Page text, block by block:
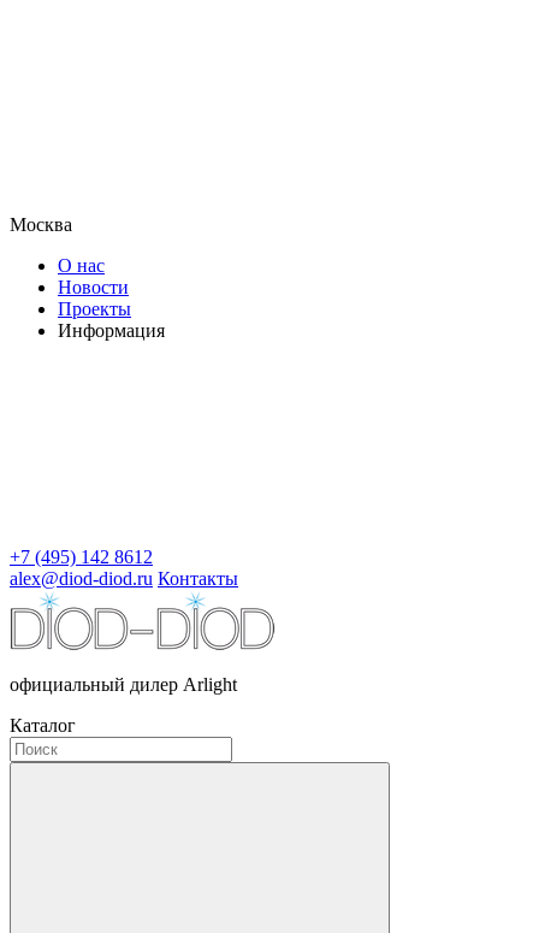
Москва
О нас
Новости
Проекты
Информация
+7 (495) 142 8612
alex@diod-diod.ru Контакты
официальный дилер Arlight
Каталог